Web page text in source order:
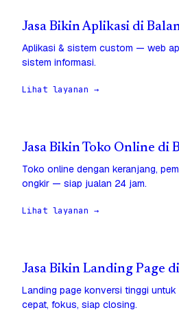
Jasa Bikin Aplikasi di
Aplikasi & sistem custom — web
sistem informasi.
Lihat layanan →
Jasa Bikin Toko Online di
Toko online dengan keranjang,
ongkir — siap jualan 24 jam.
Lihat layanan →
Jasa Bikin Landing Page
Landing page konversi tinggi
cepat, fokus, siap closing.